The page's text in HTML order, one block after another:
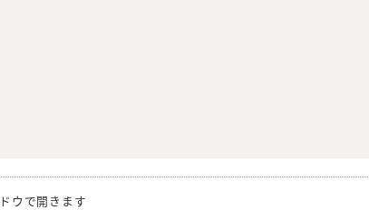
ウで開きます